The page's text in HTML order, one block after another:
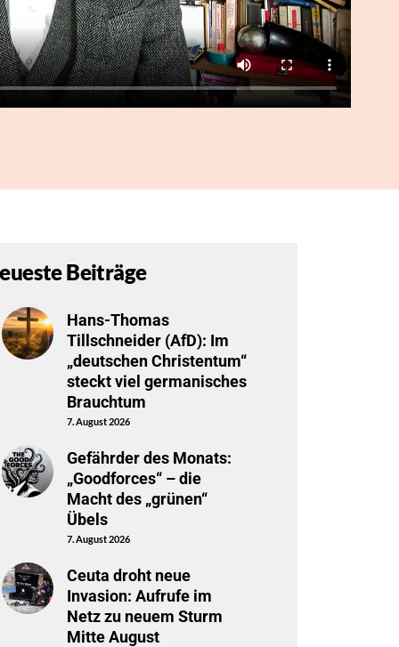
Beiträge
Hans-Thomas
Tillschneider (AfD): Im
„deutschen Christentum“
steckt viel germanisches
Brauchtum
7. August 2026
Gefährder des Monats:
„Goodforces“ – die
Macht des „grünen“
Übels
7. August 2026
Ceuta droht neue
Invasion: Aufrufe im
Netz zu neuem Sturm
Mitte August